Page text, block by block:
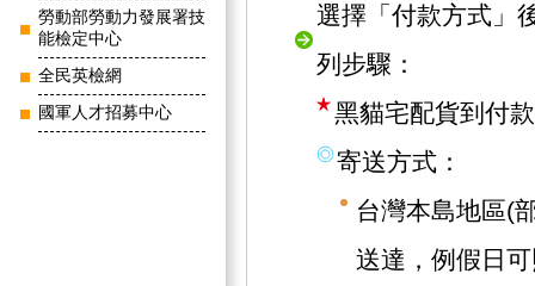
勞動部勞動力發展署技
能檢定中心
全民英檢網
國軍人才招募中心
選擇「付款方式」
列步驟：
黑貓宅配貨到付
寄送方式：
台灣本島地區(
送達，例假日